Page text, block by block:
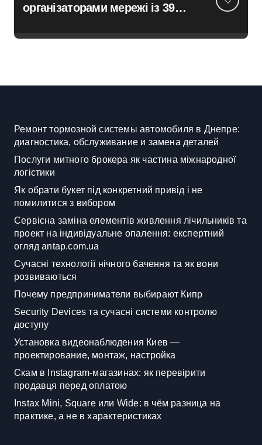
організаторами мережі із 39
Ремонт тормозной системы автомобиля в Днепре:
диагностика, обслуживание и замена деталей
Послуги митного брокера як частина міжнародної
логістики
Як обрати букет під конкретний привід і не
помилитися з вибором
Сервісна заміна елементів живлення лічильників та
проект на індивідуальне опалення: експертний
огляд antap.com.ua
Сучасні технології нічного бачення та як вони
розвиваються
Почему предприниматели выбирают Кипр
Security Devices та сучасні системи контролю
доступу
Установка видеонаблюдения Киев —
проектирование, монтаж, настройка
Скам в Instagram-магазинах: як перевірити
продавця перед оплатою
Instax Mini, Square или Wide: в чём разница на
практике, а не в характеристиках